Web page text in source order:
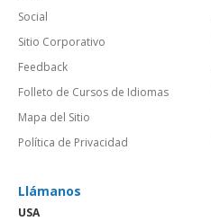
Social
Sitio Corporativo
Feedback
Folleto de Cursos de Idiomas
Mapa del Sitio
Política de Privacidad
Llámanos
USA